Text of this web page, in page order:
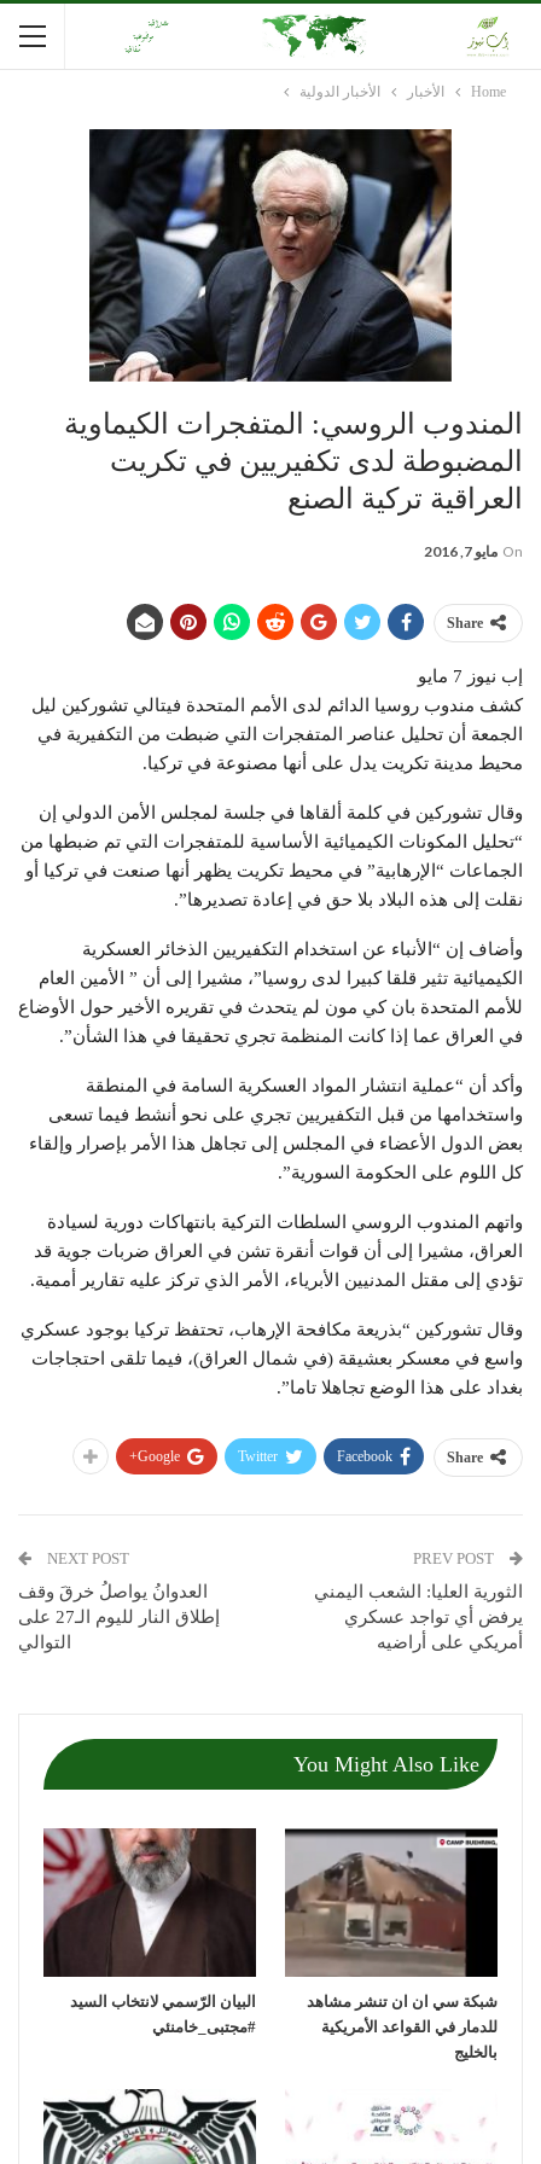
Home الأخبار الأخبار الدولية
المندوب الروسي: المتفجرات الكيماوية
المضبوطة لدى تكفيريين في تكريت
العراقية تركية الصنع
On مايو 7, 2016
Share
إب نيوز 7 مايو
كشف مندوب روسيا الدائم لدى الأمم المتحدة فيتالي تشوركين ليل
الجمعة أن تحليل عناصر المتفجرات التي ضبطت من التكفيرية في
محيط مدينة تكريت يدل على أنها مصنوعة في تركيا.
وقال تشوركين في كلمة ألقاها في جلسة لمجلس الأمن الدولي إن
“تحليل المكونات الكيميائية الأساسية للمتفجرات التي تم ضبطها من
الجماعات “الإرهابية” في محيط تكريت يظهر أنها صنعت في تركيا أو
نقلت إلى هذه البلاد بلا حق في إعادة تصديرها”.
وأضاف إن “الأنباء عن استخدام التكفيريين الذخائر العسكرية
الكيميائية تثير قلقا كبيرا لدى روسيا”، مشيرا إلى أن ” الأمين العام
للأمم المتحدة بان كي مون لم يتحدث في تقريره الأخير حول الأوضاع
في العراق عما إذا كانت المنظمة تجري تحقيقا في هذا الشأن”.
وأكد أن “عملية انتشار المواد العسكرية السامة في المنطقة
واستخدامها من قبل التكفيريين تجري على نحو أنشط فيما تسعى
بعض الدول الأعضاء في المجلس إلى تجاهل هذا الأمر بإصرار وإلقاء
كل اللوم على الحكومة السورية”.
واتهم المندوب الروسي السلطات التركية بانتهاكات دورية لسيادة
العراق، مشيرا إلى أن قوات أنقرة تشن في العراق ضربات جوية قد
تؤدي إلى مقتل المدنيين الأبرياء، الأمر الذي تركز عليه تقارير أممية.
وقال تشوركين “بذريعة مكافحة الإرهاب، تحتفظ تركيا بوجود عسكري
واسع في معسكر بعشيقة (في شمال العراق)، فيما تلقى احتجاجات
بغداد على هذا الوضع تجاهلا تاما”.
Share
Facebook
Twitter
Google+
الثورية العليا: الشعب اليمني
يرفض أي تواجد عسكري
أمريكي على أراضيه
NEXT POST
العدوانُ يواصلُ خرقَ وقف
إطلاق النار لليوم الـ27 على
التوالي
You Might Also Like
شبكة سي ان ان تنشر مشاهد
للدمار في القواعد الأمريكية
بالخليج
‏البيان الرّسمي لانتخاب السيد